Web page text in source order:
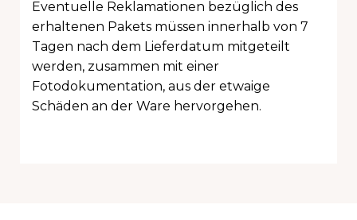
Eventuelle Reklamationen bezüglich des
erhaltenen Pakets müssen innerhalb von 7
Tagen nach dem Lieferdatum mitgeteilt
werden, zusammen mit einer
Fotodokumentation, aus der etwaige
Schäden an der Ware hervorgehen.